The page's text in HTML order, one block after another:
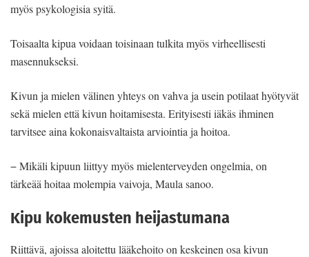
myös psykologisia syitä.
Toisaalta kipua voidaan toisinaan tulkita myös virheellisesti
masennukseksi.
Kivun ja mielen välinen yhteys on vahva ja usein potilaat hyötyvät
sekä mielen että kivun hoitamisesta. Erityisesti iäkäs ihminen
tarvitsee aina kokonaisvaltaista arviointia ja hoitoa.
− Mikäli kipuun liittyy myös mielenterveyden ongelmia, on
tärkeää hoitaa molempia vaivoja, Maula sanoo.
Kipu kokemusten heijastumana
Riittävä, ajoissa aloitettu lääkehoito on keskeinen osa kivun